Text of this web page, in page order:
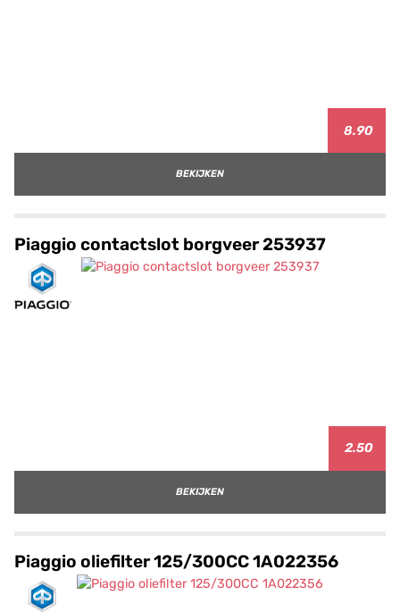
8.90
BEKIJKEN
Piaggio contactslot borgveer 253937
2.50
BEKIJKEN
Piaggio oliefilter 125/300CC 1A022356